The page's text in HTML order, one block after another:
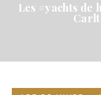
Les #yachts